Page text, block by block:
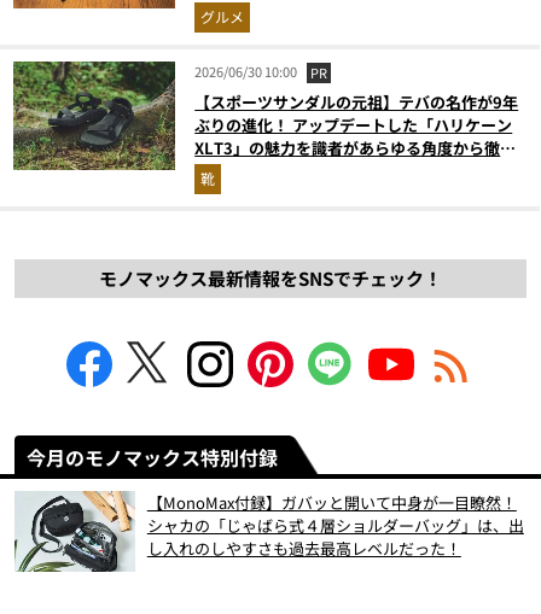
グルメ
2026/06/30 10:00 PR
【スポーツサンダルの元祖】テバの名作が9年
ぶりの進化！ アップデートした「ハリケーン
XLT3」の魅力を識者があらゆる角度から徹底
解説！
靴
モノマックス最新情報をSNSでチェック！
今月のモノマックス特別付録
【MonoMax付録】ガバッと開いて中身が一目瞭然！
シャカの「じゃばら式４層ショルダーバッグ」は、出
し入れのしやすさも過去最高レベルだった！